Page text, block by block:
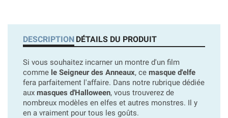
DESCRIPTION DÉTAILS DU PRODUIT
Si vous souhaitez incarner un montre d'un film
comme le Seigneur des Anneaux, ce masque d'elfe
fera parfaitement l'affaire. Dans notre rubrique dédiée
aux masques d'Halloween, vous trouverez de
nombreux modèles en elfes et autres monstres. Il y
en a vraiment pour tous les goûts.